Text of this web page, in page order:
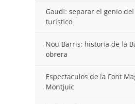
Gaudi: separar el genio
turistico
Nou Barris: historia de la
obrera
Espectaculos de la Font
Montjuic